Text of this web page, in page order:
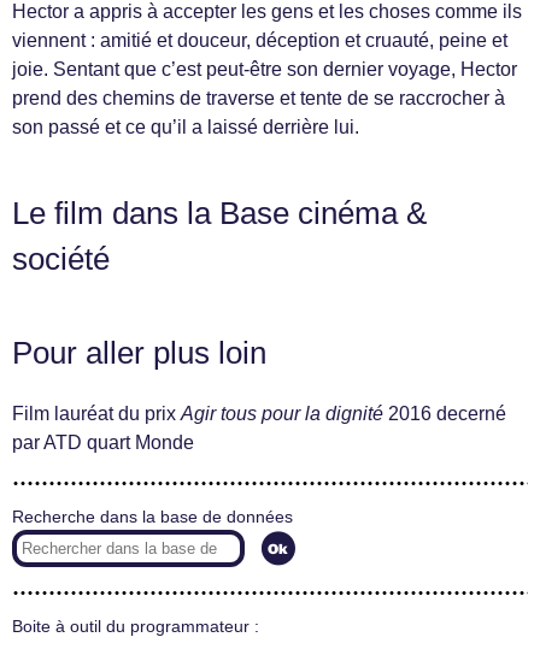
Hector a appris à accepter les gens et les choses comme ils
viennent : amitié et douceur, déception et cruauté, peine et
joie. Sentant que c’est peut-être son dernier voyage, Hector
prend des chemins de traverse et tente de se raccrocher à
son passé et ce qu’il a laissé derrière lui.
Le film dans la Base cinéma &
société
Pour aller plus loin
Film lauréat du prix Agir tous pour la dignité 2016 decerné
par ATD quart Monde
Recherche dans la base de données
Boite à outil du programmateur :